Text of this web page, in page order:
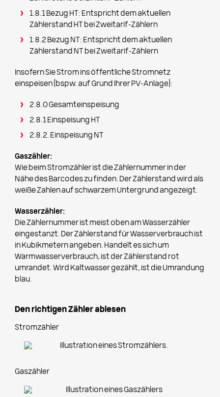
1.8.1 Bezug HT: Entspricht dem aktuellen
Zählerstand HT bei Zweitarif-Zählern
1.8.2 Bezug NT: Entspricht dem aktuellen
Zählerstand NT bei Zweitarif-Zählern
Insofern Sie Strom ins öffentliche Stromnetz
einspeisen (bspw. auf Grund Ihrer PV-Anlage):
2.8.0 Gesamteinspeisung
2.8.1 Einspeisung HT
2.8.2. Einspeisung NT
Gaszähler:
Wie beim Stromzähler ist die Zählernummer in der
Nähe des Barcodes zu finden. Der Zählerstand wird als
weiße Zahlen auf schwarzem Untergrund angezeigt.
Wasserzähler:
Die Zählernummer ist meist oben am Wasserzähler
eingestanzt. Der Zählerstand für Wasserverbrauch ist
in Kubikmetern angeben. Handelt es sich um
Warmwasserverbrauch, ist der Zählerstand rot
umrandet. Wird Kaltwasser gezählt, ist die Umrandung
blau.
Den richtigen Zähler ablesen
Stromzähler
Gaszähler